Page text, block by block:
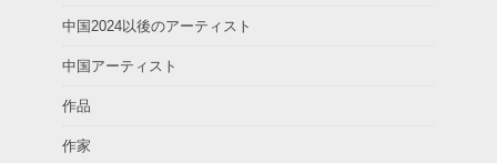
中国2024以後のアーティスト
中国アーティスト
作品
作家